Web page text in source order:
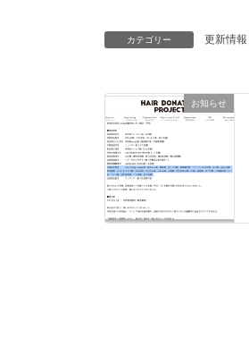
カテゴリー 更新情報
お知らせ